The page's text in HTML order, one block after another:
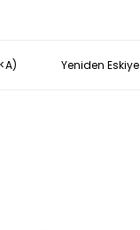
Yeniden Eskiye